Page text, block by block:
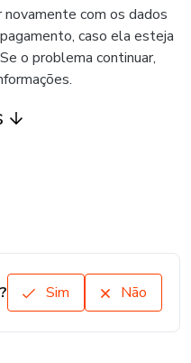
com os dados
caso ela esteja
o problema continuar,
Sim Não